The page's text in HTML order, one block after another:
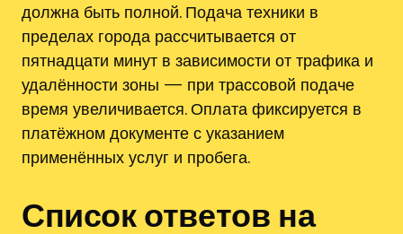
должна быть полной. Подача техники в
пределах города рассчитывается от
пятнадцати минут в зависимости от трафика и
удалённости зоны — при трассовой подаче
время увеличивается. Оплата фиксируется в
платёжном документе с указанием
применённых услуг и пробега.
Список ответов на